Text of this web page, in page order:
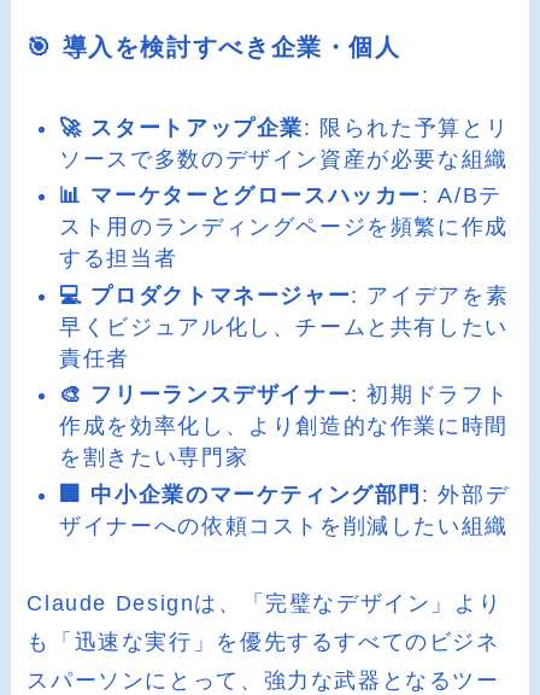
🎯 導入を検討すべき企業・個人
🚀 スタートアップ企業: 限られた予算とリ
ソースで多数のデザイン資産が必要な組織
📊 マーケターとグロースハッカー: A/Bテ
スト用のランディングページを頻繁に作成
する担当者
💻 プロダクトマネージャー: アイデアを素
早くビジュアル化し、チームと共有したい
責任者
🎨 フリーランスデザイナー: 初期ドラフト
作成を効率化し、より創造的な作業に時間
を割きたい専門家
🏢 中小企業のマーケティング部門 : 外部デ
ザイナーへの依頼コストを削減したい組織
Claude Designは、「完璧なデザイン」より
も「迅速な実行」を優先するすべてのビジネ
スパーソンにとって、強力な武器となるツー